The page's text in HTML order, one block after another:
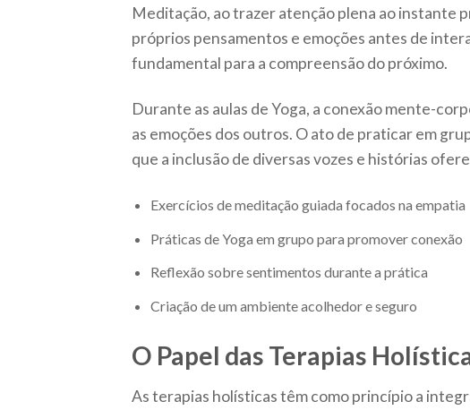
Meditação, ao trazer atenção plena ao instante
próprios pensamentos e emoções antes de
fundamental para a compreensão do próximo.
Durante as aulas de Yoga, a conexão mente-
as emoções dos outros. O ato de praticar em
que a inclusão de diversas vozes e histórias
Exercícios de meditação guiada focados na empatia
Práticas de Yoga em grupo para promover conexão
Reflexão sobre sentimentos durante a prática
Criação de um ambiente acolhedor e seguro
O Papel das Terapias
As terapias holísticas têm como princípio a